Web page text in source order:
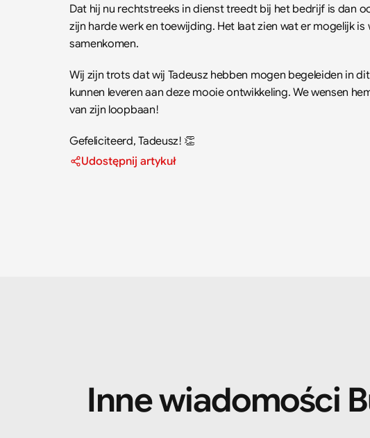
Dat hij nu rechtstreeks in dienst treedt bij het bedrijf is dan
zijn harde werk en toewijding. Het laat zien wat er mogelijk is
samenkomen.
Wij zijn trots dat wij Tadeusz hebben mogen begeleiden in
kunnen leveren aan deze mooie ontwikkeling. We wensen
van zijn loopbaan!
Gefeliciteerd, Tadeusz! 👏
Udostępnij artykuł
Inne wiadomości